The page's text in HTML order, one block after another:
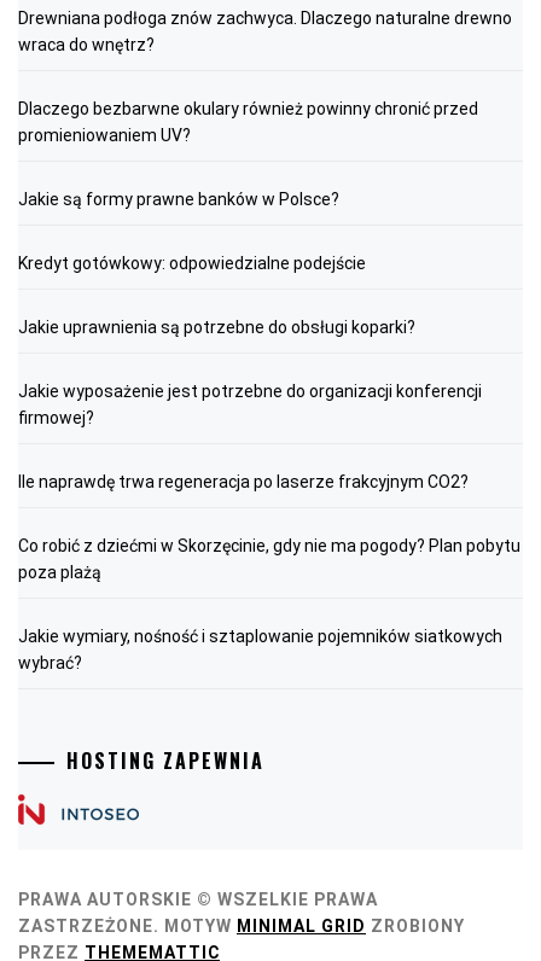
Drewniana podłoga znów zachwyca. Dlaczego naturalne drewno
wraca do wnętrz?
Dlaczego bezbarwne okulary również powinny chronić przed
promieniowaniem UV?
Jakie są formy prawne banków w Polsce?
Kredyt gotówkowy: odpowiedzialne podejście
Jakie uprawnienia są potrzebne do obsługi koparki?
Jakie wyposażenie jest potrzebne do organizacji konferencji
firmowej?
Ile naprawdę trwa regeneracja po laserze frakcyjnym CO2?
Co robić z dziećmi w Skorzęcinie, gdy nie ma pogody? Plan pobytu
poza plażą
Jakie wymiary, nośność i sztaplowanie pojemników siatkowych
wybrać?
HOSTING ZAPEWNIA
PRAWA AUTORSKIE © WSZELKIE PRAWA
ZASTRZEŻONE. MOTYW MINIMAL GRID ZROBIONY
PRZEZ THEMEMATTIC